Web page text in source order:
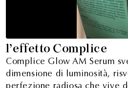
l'effetto Complice
Complice Glow AM Serum
dimensione di luminosità,
perfezione radiosa che vive